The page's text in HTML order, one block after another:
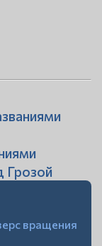
Грозой
вращения